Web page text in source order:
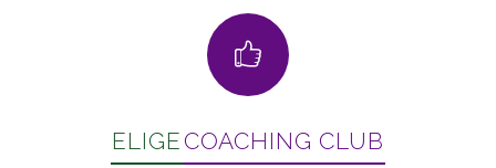
ELIGE COACHING CLUB